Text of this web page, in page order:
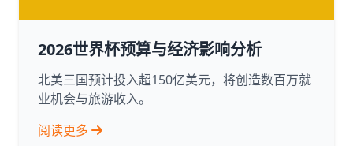
2026世界杯预算与经济影响分析
北美三国预计投入超150亿美元，将创造数百万就
业机会与旅游收入。
阅读更多